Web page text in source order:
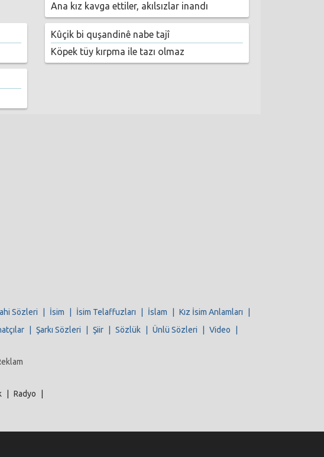
Ana kız kavga ettiler, akılsızlar inandı
Kûçik bi quşandinê nabe tajî
Köpek tüy kırpma ile tazı olmaz
Sözleri İsim İsim Telaffuzları İslam Kız İsim Anlamları
Şarkı Sözleri Şiir Sözlük Ünlü Sözleri Video
Radyo